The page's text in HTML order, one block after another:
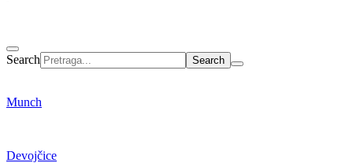
Search
Munch
Devojčice